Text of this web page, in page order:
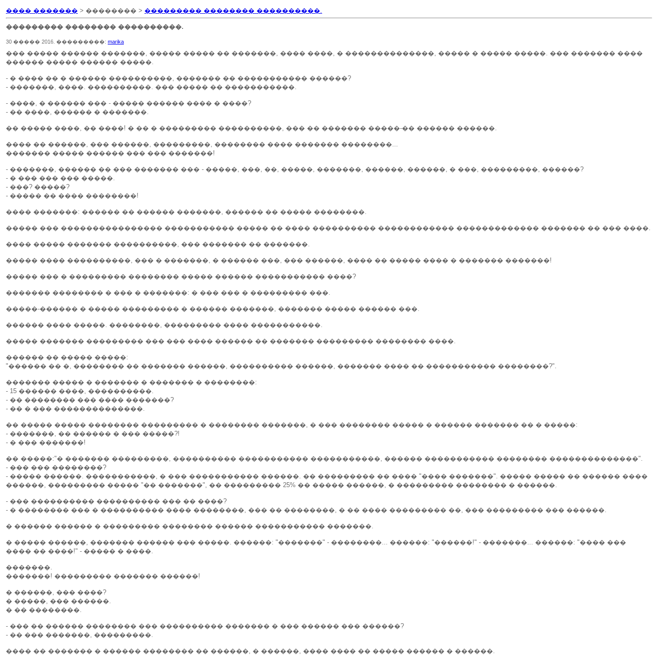
���� ������� > �������� > ��������� �������� ����������.
��������� �������� ����������.
30 ����� 2016. ���������: marika
��� ����� ������ �������, ����� ����� �� �������, ���� ����, � ��������������, ����� � ����� �����. ��� ������� ����
������ ����� ������ �����.
- � ���� �� � ������ ����������, ������� �� ����������� ������?
- �������, ����. ����������. ��� ����� �� �����������.
- ����, � ������ ��� - ����� ������ ���� � ����?
- �� ����, ������ � �������.
�� ����� ����, �� ����! � �� � ��������� ����������, ��� �� ������� �����-�� ������ ������.
���� �� ������, ��� ������, ���������, �������� ���� ������� ��������...
������� ����� ������ ��� ��� �������!
- �������, ������ �� ��� ������� ��� - �����, ���, ��, �����, �������, ������, ������, � ���, ���������, ������?
- � ��� ��� ��� �����.
- ���? �����?
- ����� �� ���� ��������!
���� �������: ������ �� ������ �������, ������ �� ����� ��������.
����� ��� ���������������� ����������� ����� �� ���� ���������� ������������ ������������� ������� �� ��� ����.
���� ����� ������� ����������, ��� ������� �� �������.
����� ���� ����������, ��� � �������, � ������ ���, ��� ������, ���� �� ����� ���� � ������� �������!
����� ��� � ��������� �������� ����� ������ ����������� ����?
������� �������� � ��� � �������: � ��� ��� � ��������� ���.
�����-������ � ����� ��������� � ������ �������, ������� ����� ������ ���.
������ ���� �����. ��������, ��������� ���� �����������.
����� ������� ��������� ��� ��� ���� ������ �� ������� ��������� �������� ����.
������ �� ����� �����:
"������ �� �, �������� �� ������� ������, ���������� ������, ������� ���� �� ����������� ��������?".
������� ����� � ������� � ������� � ��������:
- 15 ������ ����, ����������.
- �� �������� ��� ���� �������?
- �� � ��� ��������������.
�� ����� ����� �������� ��������� � �������� �������, � ��� �������� ����� � ������ ������� �� � �����:
- �������, �� ������ � ��� �����?!
- � ��� �������!
�� �����:"� ������� ���������, ���������� ����������� �����������, ������ ����������� �������� ��������������".
- ��� ��� ��������?
- ����� ������. �����������, � ��� ����������� ������. �� ��������� �� ���� "���� �������". ����� ����� �� ������ ����
������, ��������� ����� "�� �������", �� ��������� 25% �� ����� ������, � ��������� �������� � ������.
- ��� ���������� ���������� ��� �� ����?
- � �������� ��� � ���������� ���� ��������, ��� �� ��������, � �� ���� ��������� ��, ��� ��������� ��� ������.
� ������ ������ � ��������� �������� ������ ����������� �������.
� ����� ������, ������� ������ ��� �����. ������: "�������" - ��������... ������: "������!" - �������... ������: "���� ���
���� �� ����!" - ����� � ����.
�������.
�������! ��������� ������� ������!
� ������, ��� ����?
� �����, ��� ������.
� �� ��������.
- ��� �� ������ �������� ��� ���������� ������� � ��� ������ ��� ������?
- �� ��� �������, ���������.
���� �� ������� � ������ �������� �� ������, � ������, ���� ���� �� ����� ������ � ������.